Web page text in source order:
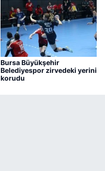
Bursa Büyükşehir
Belediyespor zirvedeki yerini
korudu